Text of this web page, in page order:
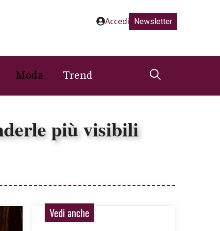
Accedi Newsletter
Moda Trend
più visibili
Vedi anche